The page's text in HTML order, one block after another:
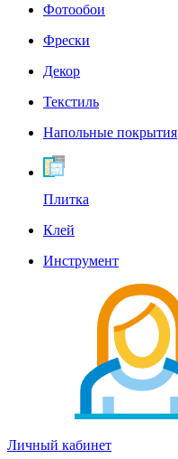
Фотообои
Фрески
Декор
Текстиль
Напольные покрытия
Плитка
Клей
Инструмент
Личный кабинет